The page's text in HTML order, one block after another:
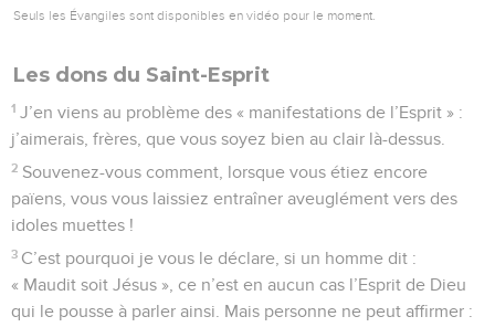
Seuls les Évangiles sont disponibles en vidéo pour le moment.
Les dons du Saint-Esprit
1 J’en viens au problème des « manifestations de l’Esprit » :
j’aimerais, frères, que vous soyez bien au clair là-dessus.
2 Souvenez-vous comment, lorsque vous étiez encore
païens, vous vous laissiez entraîner aveuglément vers des
idoles muettes !
3 C’est pourquoi je vous le déclare, si un homme dit :
« Maudit soit Jésus », ce n’est en aucun cas l’Esprit de Dieu
qui le pousse à parler ainsi. Mais personne ne peut affirmer :